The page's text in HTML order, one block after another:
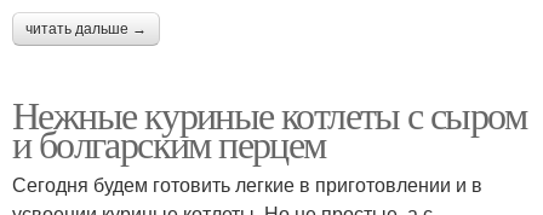
читать дальше →
Нежные куриные котлеты с сыром
и болгарским перцем
Сегодня будем готовить легкие в приготовлении и в